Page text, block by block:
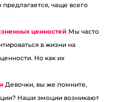
предлагается, чаще всего
ценностей Мы часто
в жизни на
Но как их
Девочки, вы же помните,
Наши эмоции возникают